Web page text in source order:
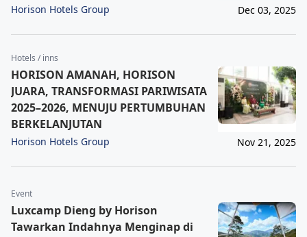
Horison Hotels Group Dec 03, 2025
Hotels / inns
HORISON AMANAH, HORISON
JUARA, TRANSFORMASI PARIWISATA
2025–2026, MENUJU PERTUMBUHAN
BERKELANJUTAN
Horison Hotels Group Nov 21, 2025
Event
Luxcamp Dieng by Horison
Tawarkan Indahnya Menginap di